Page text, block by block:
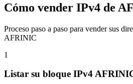
Cómo vender IPv4 de
Proceso paso a paso para vender sus
AFRINIC
1
Listar su bloque IPv4